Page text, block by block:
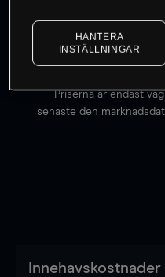
Priserna är endast
senaste den
Innehavskostnader
HANTERA
INSTÄLLNINGAR